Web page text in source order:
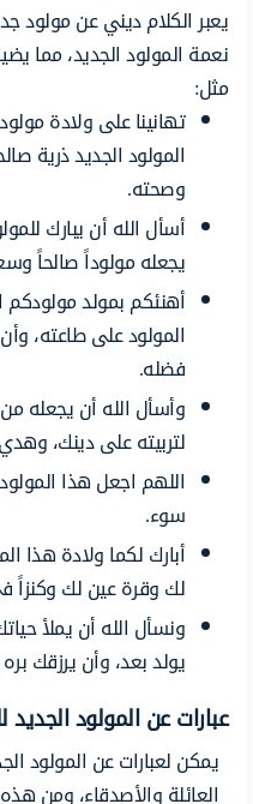
يعبر الكلام ديني عن مولود
نعمة المولود الجديد، مما
مثل:
تهانيناعلىولادة
المولودالجديدذرية
وصحته.
أسأل الله أنيبارك
يجعلهمولوداًصالحاً
أهنئكمبمولدمولودكم
المولودعلىطاعته،
فضله.
وأسأل اللهأنيجعلهمن
لتربيته على دينك، وهدي
اللهم اجعلهذا
سوء.
أباركلكماولادةهذا
لكوقرةعين لك وكنزاً
ونسأل الله أن يملأ
يولد بعد،وأنيرزقك
عباراتعن المولودالجديد
يمكنلعبارات عن المولود
العائلةوالأصدقاء، ومن هذه